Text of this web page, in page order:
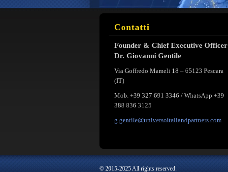
Contatti
Founder & Chief Executive Officer
Dr. Giovanni Gentile
Via Goffredo Mameli 18 – 65123 Pescara
(IT)
Mob. +39 327 691 3346 / WhatsApp +39
388 836 3125
g.gentile@universoitaliandpartners.com
© 2015-2025 All rights reserved.